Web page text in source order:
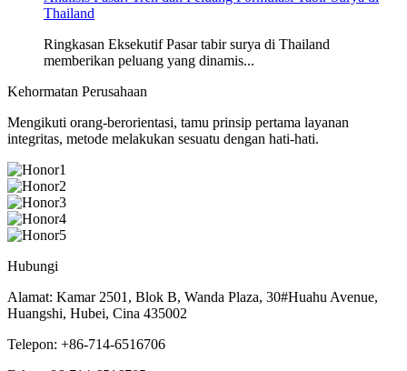
Thailand
Ringkasan Eksekutif Pasar tabir surya di Thailand
memberikan peluang yang dinamis...
Kehormatan Perusahaan
Mengikuti orang-berorientasi, tamu prinsip pertama layanan
integritas, metode melakukan sesuatu dengan hati-hati.
Hubungi
Alamat: Kamar 2501, Blok B, Wanda Plaza, 30#Huahu Avenue,
Huangshi, Hubei, Cina 435002
Telepon: +86-714-6516706